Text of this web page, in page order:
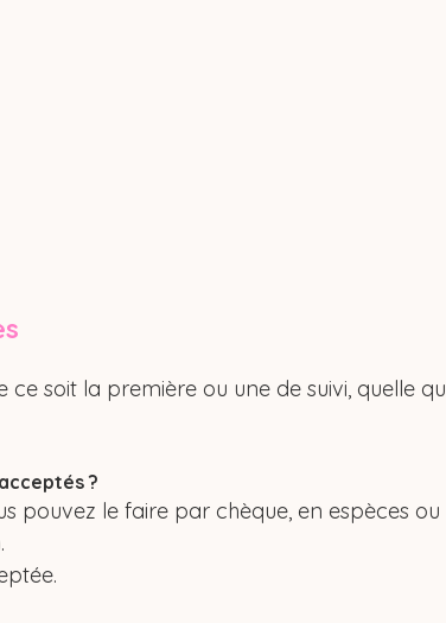
soit la première ou une de suivi, quelle
?
pouvez le faire par chèque, en espèces